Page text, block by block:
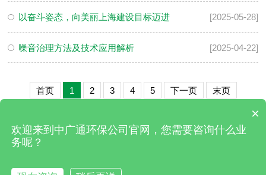
以奋斗姿态，向美丽上海建设目标迈进 [2025-05-28]
噪音治理方法及技术应用解析 [2025-04-22]
首页 1 2 3 4 5 下一页 末页
×
欢迎来到中广通环保公司官网，您需要咨询什么业
务呢？